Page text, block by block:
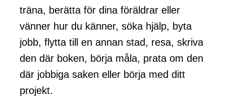
träna, berätta för dina föräldrar eller
vänner hur du känner, söka hjälp, byta
jobb, flytta till en annan stad, resa, skriva
den där boken, börja måla, prata om den
där jobbiga saken eller börja med ditt
projekt.